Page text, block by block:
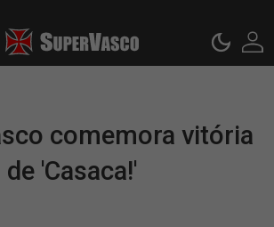
comemora vitória
'Casaca!'